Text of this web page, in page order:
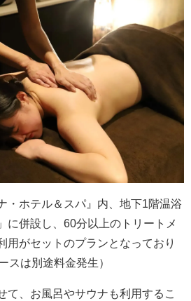
・ホテル＆スパ』内、地下1階温浴
に併設し、60分以上のトリートメ
用がセットのプランとなっており
スは別途料金発生）
て、お風呂やサウナも利用するこ